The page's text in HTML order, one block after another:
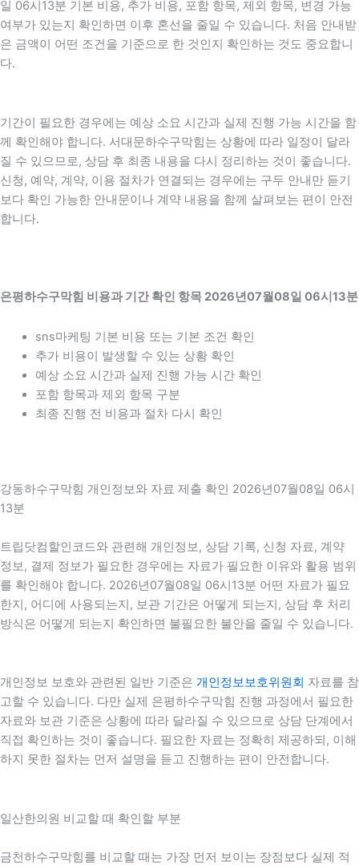
일 06시13분 기본 비용, 추가 비용, 포함 항목, 제외 항목, 변경 가능
여부가 있는지 확인하면 이후 혼선을 줄일 수 있습니다. 처음 안내받
은 금액이 어떤 조건을 기준으로 한 것인지 확인하는 것도 중요합니
다.
기간이 필요한 경우에는 예상 소요 시간과 실제 진행 가능 시간을 함
께 확인해야 합니다. 서대문하수구막힘는 상황에 따라 일정이 달라
질 수 있으므로, 상담 후 최종 내용을 다시 정리하는 것이 좋습니다.
신청, 예약, 계약, 이용 절차가 연결되는 경우에는 구두 안내만 듣기
보다 확인 가능한 안내문이나 계약 내용을 함께 살펴보는 편이 안전
합니다.
은평하수구막힘 비용과 기간 확인 항목 2026년07월08일 06시13분
sns마케팅 기본 비용 또는 기본 조건 확인
추가 비용이 발생할 수 있는 상황 확인
예상 소요 시간과 실제 진행 가능 시간 확인
포함 항목과 제외 항목 구분
최종 진행 전 비용과 절차 다시 확인
강동하수구막힘 개인정보와 자료 제출 확인 2026년07월08일 06시
13분
트립닷컴할인코드와 관련해 개인정보, 상담 기록, 신청 자료, 계약
정보, 결제 정보가 필요한 경우에는 자료가 필요한 이유와 활용 범위
를 확인해야 합니다. 2026년07월08일 06시13분 어떤 자료가 필요
한지, 어디에 사용되는지, 보관 기간은 어떻게 되는지, 상담 후 처리
방식은 어떻게 되는지 확인하면 불필요한 불안을 줄일 수 있습니다.
개인정보 보호와 관련된 일반 기준은 개인정보보호위원회 자료를 참
고할 수 있습니다. 다만 실제 은평하수구막힘 진행 과정에서 필요한
자료와 보관 기준은 상황에 따라 달라질 수 있으므로 상담 단계에서
직접 확인하는 것이 좋습니다. 필요한 자료는 정확히 제공하되, 이해
하지 못한 절차는 먼저 설명을 듣고 진행하는 편이 안전합니다.
일산한의원 비교할 때 확인할 부분
금천하수구막힘를 비교할 때는 가장 먼저 보이는 장점보다 실제 적